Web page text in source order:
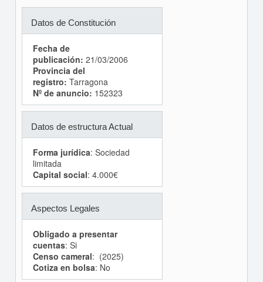
Datos de Constitución
Fecha de
publicación: 21/03/2006
Provincia del
registro: Tarragona
Nº de anuncio: 152323
Datos de estructura Actual
Forma jurídica: Sociedad
limitada
Capital social: 4.000€
Aspectos Legales
Obligado a presentar
cuentas: Si
Censo cameral: (2025)
Cotiza en bolsa: No